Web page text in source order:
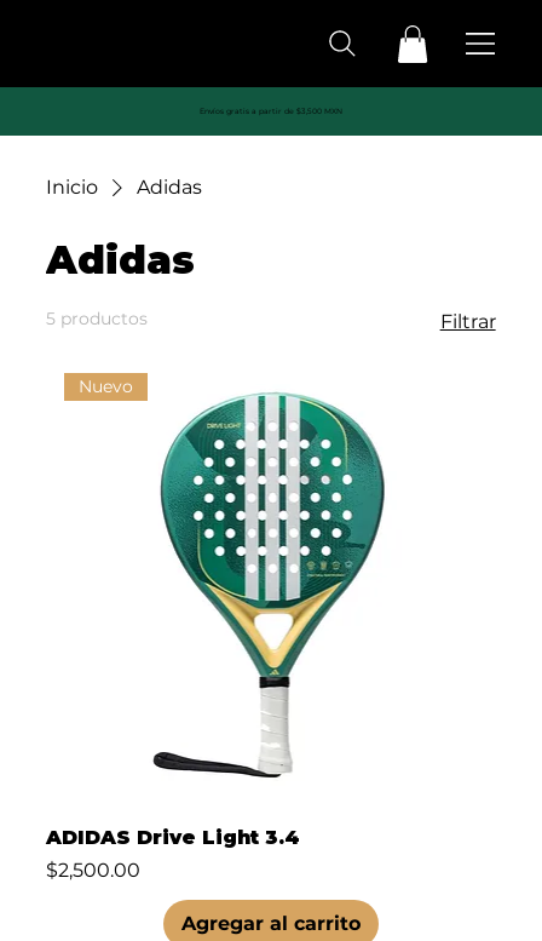
Envíos gratis a partir de $3,500 MXN
Inicio Adidas
Adidas
5 productos Filtrar
Nuevo
ADIDAS Drive Light 3.4
Precio
$2,500.00
Agregar al carrito